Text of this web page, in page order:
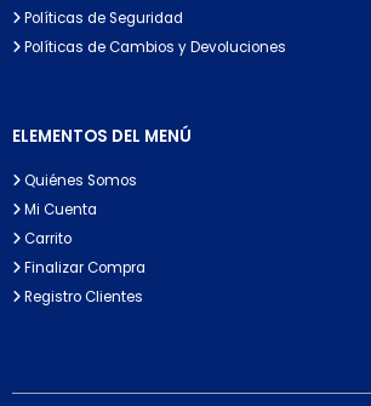
Políticas de Seguridad
Políticas de Cambios y Devoluciones
ELEMENTOS DEL MENÚ
Quiénes Somos
Mi Cuenta
Carrito
Finalizar Compra
Registro Clientes